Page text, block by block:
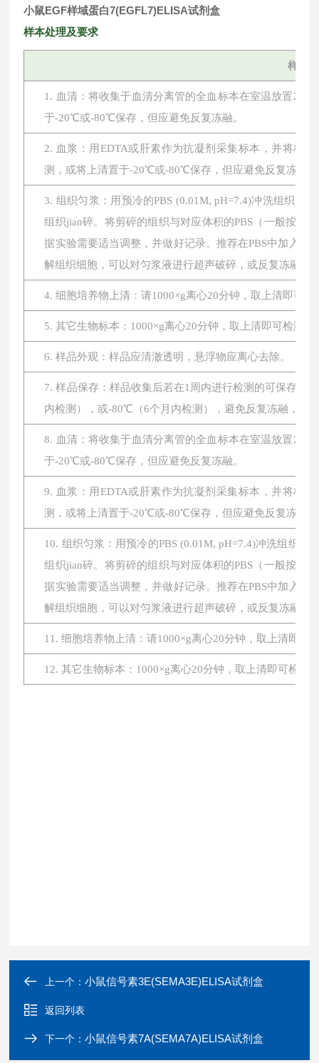
小鼠EGF样域蛋白7(EGFL7)ELISA试剂盒
样本处理及要求
样本
1. 血清：将收集于血清分离管的全血标本在室温放置2
于-20℃或-80℃保存，但应避免反复冻融。
2. 血浆：用EDTA或肝素作为抗凝剂采集标本，并将标
测，或将上清置于-20℃或-80℃保存，但应避免反复冻融。
3. 组织匀浆：用预冷的PBS (0.01M, pH=7.4)冲洗组织，
组织jian碎。将剪碎的组织与对应体积的PBS（一般按
据实验需要适当调整，并做好记录。推荐在PBS中加入
解组织细胞，可以对匀浆液进行超声破碎，或反复冻融。
4. 细胞培养物上清：请1000×g离心20分钟，取上清即可
5. 其它生物标本：1000×g离心20分钟，取上清即可检测。
6. 样品外观：样品应清澈透明，悬浮物应离心去除。
7. 样品保存：样品收集后若在1周内进行检测的可保存
内检测），或-80℃（6个月内检测），避免反复冻融，标
8. 血清：将收集于血清分离管的全血标本在室温放置2小
于-20℃或-80℃保存，但应避免反复冻融。
9. 血浆：用EDTA或肝素作为抗凝剂采集标本，并将标
测，或将上清置于-20℃或-80℃保存，但应避免反复冻融。
10. 组织匀浆：用预冷的PBS (0.01M, pH=7.4)冲洗组织
组织jian碎。将剪碎的组织与对应体积的PBS（一般按
据实验需要适当调整，并做好记录。推荐在PBS中加入
解组织细胞，可以对匀浆液进行超声破碎，或反复冻融。
11. 细胞培养物上清：请1000×g离心20分钟，取上清即
12. 其它生物标本：1000×g离心20分钟，取上清即可检测
上一个：小鼠信号素3E(SEMA3E)ELISA试剂盒
返回列表
下一个：小鼠信号素7A(SEMA7A)ELISA试剂盒